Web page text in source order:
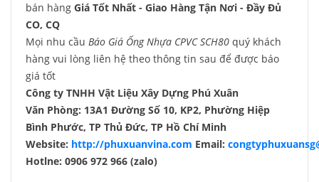
bán hàng Giá Tốt Nhất - Giao Hàng Tận Nơi - Đầy Đủ
CO, CQ
Mọi nhu cầu Báo Giá Ống Nhựa CPVC SCH80 quý khách
hàng vui lòng liên hệ theo thông tin sau để được báo
giá tốt
Công ty TNHH Vật Liệu Xây Dựng Phú Xuân
Văn Phòng: 13A1 Đường Số 10, KP2, Phường Hiệp
Bình Phước, TP Thủ Đức, TP Hồ Chí Minh
Website: http://phuxuanvina.com Email:
Hotlne: 0906 972 966 (zalo)